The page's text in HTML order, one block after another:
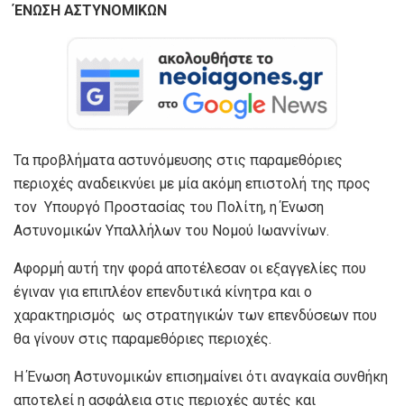
ΈΝΩΣΗ ΑΣΤΥΝΟΜΙΚΩΝ
Τα προβλήματα αστυνόμευσης στις παραμεθόριες
περιοχές αναδεικνύει με μία ακόμη επιστολή της προς
τον Υπουργό Προστασίας του Πολίτη, η Ένωση
Αστυνομικών Υπαλλήλων του Νομού Ιωαννίνων.
Αφορμή αυτή την φορά αποτέλεσαν οι εξαγγελίες που
έγιναν για επιπλέον επενδυτικά κίνητρα και ο
χαρακτηρισμός ως στρατηγικών των επενδύσεων που
θα γίνουν στις παραμεθόριες περιοχές.
Η Ένωση Αστυνομικών επισημαίνει ότι αναγκαία συνθήκη
αποτελεί η ασφάλεια στις περιοχές αυτές και